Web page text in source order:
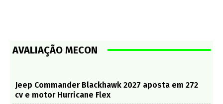
AVALIAÇÃO MECON
Jeep Commander Blackhawk 2027 aposta em 272
cv e motor Hurricane Flex